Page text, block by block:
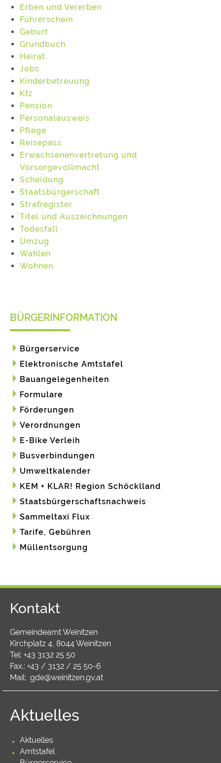
Erben und Vererben
Führerschein
Geburt
Grundbuch
Heirat
Jobs
Kinderbetreuung
Kfz
Pension
Personalausweis
Pflege
Reisepass
Erwachsenenvertretung und
Vorsorgevollmacht
Scheidung
Staatsbürgerschaft
Strafregister
Titel und Auszeichnungen
Todesfall
Umzug
Wahlen
Wohnen
BÜRGERINFORMATION
Bürgerservice
Elektronische Amtstafel
Bauangelegenheiten
Formulare
Förderungen
Verordnungen
E-Bike Verleih
Busverbindungen
Umweltkalender
KEM + KLAR! Region Schöcklland
Staatsbürgerschaftsnachweis
Sammeltaxi Flux
Tarife, Gebühren
Müllentsorgung
Kontakt
Gemeindeamt Weinitzen
Kirchplatz 4, 8044 Weinitzen
Tel: +43 3132 25 50
Fax.: +43 / 3132 / 25 50-6
Mail: gde@weinitzen.gv.at
Aktuelles
Aktuelles
Amtstafel